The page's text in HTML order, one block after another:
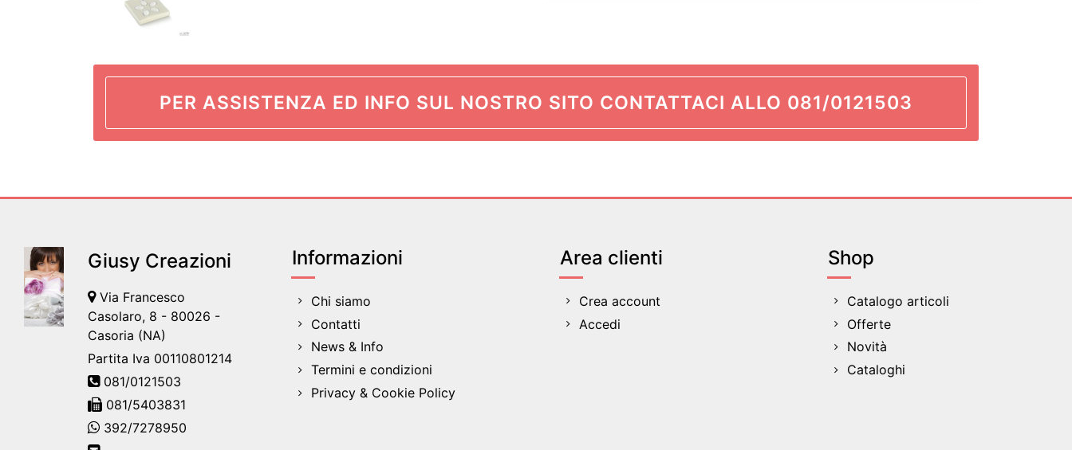
PER ASSISTENZA ED INFO SUL NOSTRO SITO CONTATTACI ALLO 081/0121503
Giusy Creazioni
Via Francesco
Casolaro, 8 - 80026 -
Casoria (NA)
Partita Iva 00110801214
081/0121503
081/5403831
392/7278950
Informazioni
Chi siamo
Contatti
News & Info
Termini e condizioni
Privacy & Cookie Policy
Area clienti
Crea account
Accedi
Shop
Catalogo articoli
Offerte
Novità
Cataloghi